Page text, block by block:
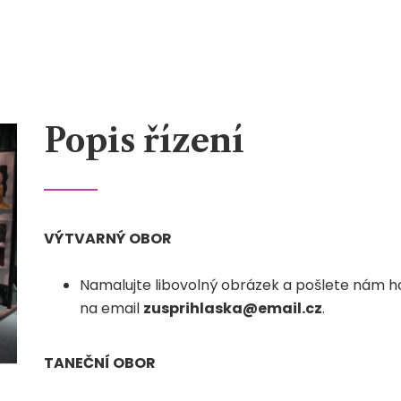
Popis řízení
VÝTVARNÝ OBOR
Namalujte libovolný obrázek a pošlete nám
na email zusprihlaska@email.cz.
TANEČNÍ OBOR